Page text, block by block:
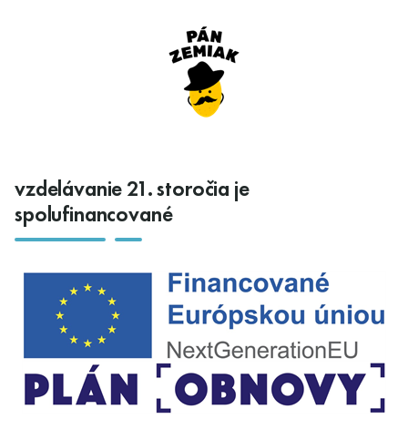
vzdelávanie 21. storočia je
spolufinancované